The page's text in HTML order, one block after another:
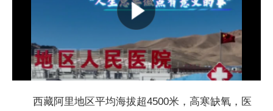
西藏阿里地区平均海拔超4500米，高寒缺氧，医